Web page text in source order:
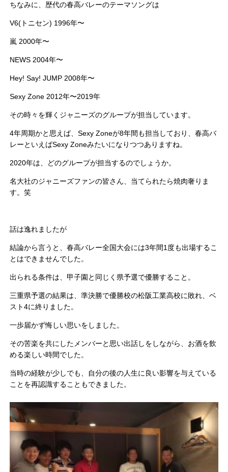
ちなみに、歴代の春高バレーのテーマソングは
V6(トニセン) 1996年〜
嵐 2000年〜
NEWS 2004年〜
Hey! Say! JUMP 2008年〜
Sexy Zone 2012年〜2019年
その時々を輝くジャニーズのグループが担当しています。
4年周期かと思えば、Sexy Zoneが8年間も担当しており、春高バ
レーといえばSexy Zoneみたいになりつつありますね。
2020年は、どのグループが担当するのでしょうか。
名大社のジャニーズファンの皆さん、当てられたら焼肉奢りま
す。笑
話は逸れましたが
結論から言うと、春高バレー全国大会には3年間1度も出場するこ
とはできませんでした。
出られる条件は、甲子園と同じく県予選で優勝すること。
三重県予選の結果は、準決勝で優勝校の松阪工業高校に敗れ、ベ
スト4に終りました。
一歩届かず悔しい思いをしました。
その苦楽を共にしたメンバーと思い出話しをしながら、お酒を飲
める楽しい時間でした。
当時の経験が少しでも、自分の後の人生に良い影響を与えている
ことを再認識することもできました。